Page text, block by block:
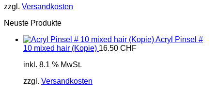
zzgl. Versandkosten
Neuste Produkte
Acryl Pinsel #
10 mixed hair (Kopie) 16.50 CHF
inkl. 8.1 % MwSt.
zzgl. Versandkosten